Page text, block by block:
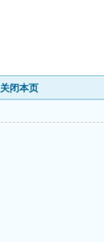
关闭本页